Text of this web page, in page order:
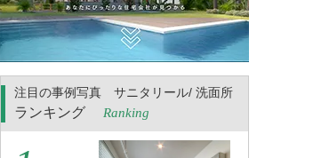
注目の事例写真 サニタリール/ 洗面所
ランキング Ranking